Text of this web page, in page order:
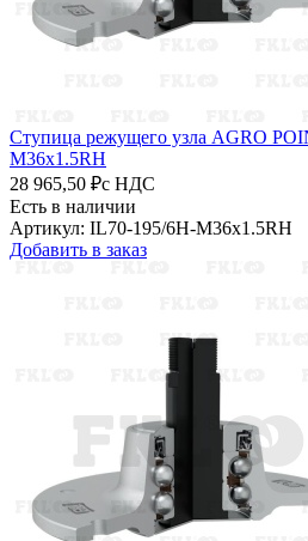
Ступица режущего узла AGRO
M36x1.5RH
28 965,50 ₽с НДС
Есть в наличии
Артикул: IL70-195/6H-M36x1.5RH
Добавить в заказ